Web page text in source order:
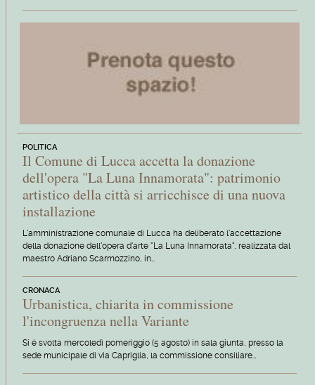
POLITICA
Il Comune di Lucca accetta la donazione
dell'opera "La Luna Innamorata": patrimonio
artistico della città si arricchisce di una nuova
installazione
L'amministrazione comunale di Lucca ha deliberato l'accettazione
della donazione dell'opera d'arte "La Luna Innamorata", realizzata dal
maestro Adriano Scarmozzino, in…
CRONACA
Urbanistica, chiarita in commissione
l'incongruenza nella Variante
Si è svolta mercoledì pomeriggio (5 agosto) in sala giunta, presso la
sede municipale di via Capriglia, la commissione consiliare…